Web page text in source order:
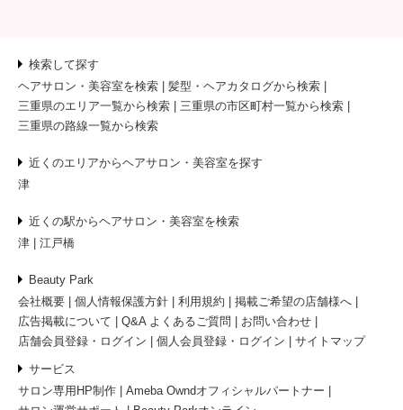
検索して探す
ヘアサロン・美容室を検索
髪型・ヘアカタログから検索
三重県のエリア一覧から検索
三重県の市区町村一覧から検索
三重県の路線一覧から検索
近くのエリアからヘアサロン・美容室を探す
津
近くの駅からヘアサロン・美容室を検索
津
江戸橋
Beauty Park
会社概要
個人情報保護方針 利用規約
掲載ご希望の店舗様へ
広告掲載について
Q&A よくあるご質問
お問い合わせ
店舗会員登録・ログイン
個人会員登録・ログイン サイトマップ
サービス
サロン専用HP制作
Ameba Owndオフィシャルパートナー